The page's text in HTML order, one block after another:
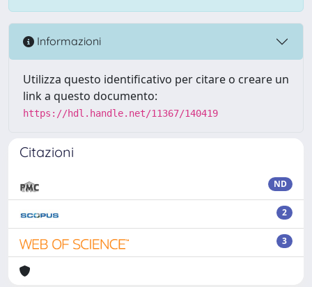
Informazioni
Utilizza questo identificativo per citare o creare un
link a questo documento:
https://hdl.handle.net/11367/140419
Citazioni
ND
2
3